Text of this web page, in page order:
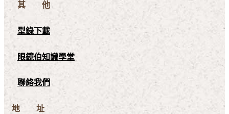
其 他
型錄下載
眼鏡伯知識學堂
聯絡我們
地 址